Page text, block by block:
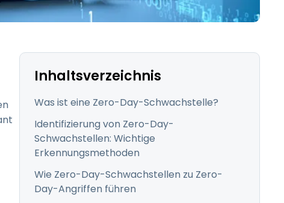
entdecken
日本語
ภาษาไทย
Inhaltsverzeichnis
Was ist eine Zero-Day-Schwachstelle?
Identifizierung von Zero-Day-
Schwachstellen: Wichtige
Erkennungsmethoden
Wie Zero-Day-Schwachstellen zu Zero-
Day-Angriffen führen